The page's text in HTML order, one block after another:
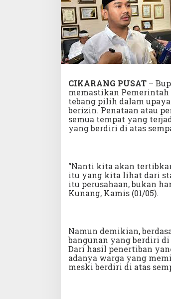
CIKARANG PUSAT –
memastikan
tebang pilih dalam
berizin. Penataan atau
semua tempat yang
yang berdiri di atas
“Nanti kita akan
itu yang kita lihat dari
itu perusahaan, bukan
Kunang, Kamis (01/05).
Namun demikian,
bangunan yang berdiri
Dari hasil penertiban
adanya warga yang
meski berdiri di atas